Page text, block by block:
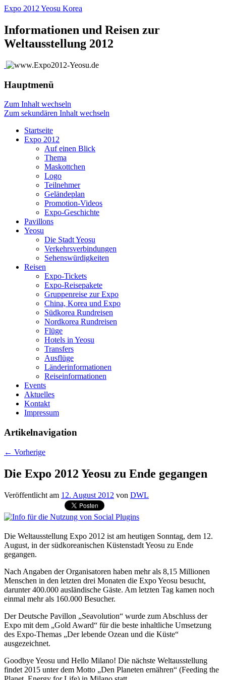
Expo 2012 Yeosu Korea
Informationen und Reisen zur
Weltausstellung 2012
Hauptmenü
Zum Inhalt wechseln
Zum sekundären Inhalt wechseln
Startseite
Expo 2012
Auf einen Blick
Thema
Maskottchen
Logo
Teilnehmer
Geländeplan
Promotion-Videos
Expo-Geschichte
Pavillons
Yeosu
Die Stadt Yeosu
Verkehrsverbindungen
Sehenswürdigkeiten
Reisen
Expo-Tickets
Expo-Reisepakete
Gruppenreise zur Expo
China, Korea und Expo
Südkorea Rundreisen
Nordkorea Rundreisen
Flüge
Hotels in Yeosu
Transfers
Ausflüge
Länderinformationen
Reiseinformationen
Events
Aktuelles
Kontakt
Impressum
Artikelnavigation
← Vorherige
Die Expo 2012 Yeosu zu Ende gegangen
Veröffentlicht am 12. August 2012 von DWL
Die Weltausstellung Expo 2012 ist am heutigen Sonntag, dem 12.
August, in der südkoreanischen Küstenstadt Yeosu zu Ende
gegangen.
Nach Angaben der Organisatoren haben mehr als 8,15 Millionen
Menschen in den letzten drei Monaten die Expo Yeosu besucht,
darunter 400.000 ausländische Gäste. Am letzten Tag kamen noch
einmal mehr als 160.000 Besucher.
Der Deutsche Pavillon „Seavolution“ wurde zum Abschluss der
Expo mit dem „Gold Award“ für die beste inhaltliche Umsetzung
des Expo-Themas „Der lebende Ozean und die Küste“
ausgezeichnet.
Goodbye Yeosu und Hello Milano! Die nächste Weltausstellung
findet 2015 unter dem Motto „Den Planeten ernähren“ (Feeding the